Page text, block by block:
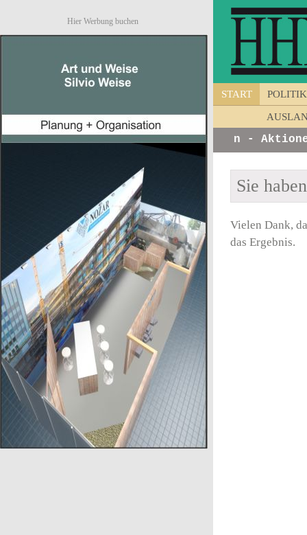
Hier Werbung buchen
START POLITIK
von Unternehmen - Ankündigungen -
Sie
Vielen Dank,
das Ergebnis.